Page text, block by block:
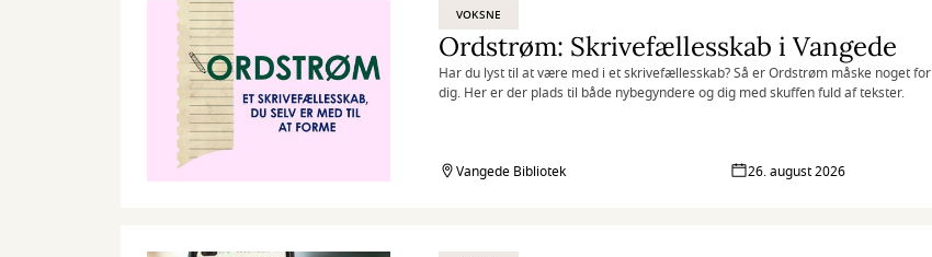
VOKSNE
Ordstrøm: Skrivefællesskab i Vangede
Har du lyst til at være med i et skrivefællesskab? Så er Ordstrøm måske noget for
dig. Her er der plads til både nybegyndere og dig med skuffen fuld af tekster.
Vangede Bibliotek 26. august 2026